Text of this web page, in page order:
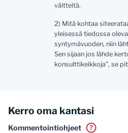
väitteitä.
2) Mitä kohtaa
yleisessä tiedossa
syntymävuoden, niin
Sen sijaan jos lähde
konsulttikeikkoja”, se
Kerro oma kantasi
Kommentointiohjeet
?